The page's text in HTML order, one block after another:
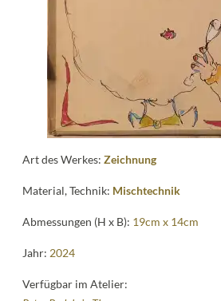
Kontakt
Art des Werkes:Zeichnung
Material, Technik: Mischtechnik
Abmessungen (H x B): 19cm x 14cm
Jahr: 2024
Verfügbar im Atelier: